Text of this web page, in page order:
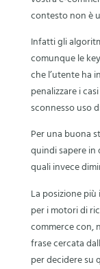
contesto non è
Infatti gli
comunque le
che l’utente ha
penalizzare i casi
sconnesso uso
Per una buona
quindi sapere in
quali invece
La posizione
per i motori di
commerce con,
frase cercata
per decidere su